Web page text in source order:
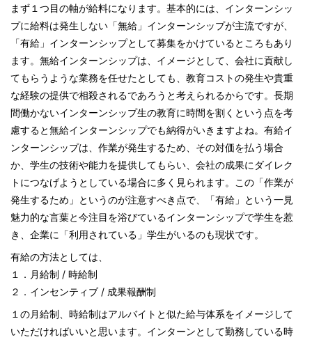
まず１つ目の軸が給料になります。基本的には、インターンシッ
プに給料は発生しない「無給」インターンシップが主流ですが、
「有給」インターンシップとして募集をかけているところもあり
ます。無給インターンシップは、イメージとして、会社に貢献し
てもらうような業務を任せたとしても、教育コストの発生や貴重
な経験の提供で相殺されるであろうと考えられるからです。長期
間働かないインターンシップ生の教育に時間を割くという点を考
慮すると無給インターンシップでも納得がいきますよね。有給イ
ンターンシップは、作業が発生するため、その対価を払う場合
か、学生の技術や能力を提供してもらい、会社の成果にダイレク
トにつなげようとしている場合に多く見られます。この「作業が
発生するため」というのが注意すべき点で、「有給」という一見
魅力的な言葉と今注目を浴びているインターンシップで学生を惹
き、企業に「利用されている」学生がいるのも現状です。
有給の方法としては、
１．月給制 / 時給制
２．インセンティブ / 成果報酬制
１の月給制、時給制はアルバイトと似た給与体系をイメージして
いただければいいと思います。インターンとして勤務している時